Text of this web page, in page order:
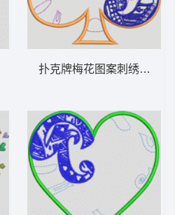
扑克牌梅花图案刺绣设计